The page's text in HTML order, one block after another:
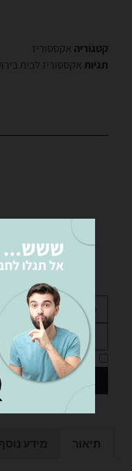
קטגוריה אקססוריז
תגיות אקססוריז לבית
רוצים
נציגינו ישמחו
אני מאשר את מדיניות
תיאור מידע נוסף